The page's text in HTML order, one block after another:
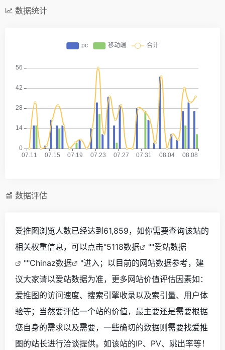
数据统计
数据评估
爱推图浏览人数已经达到61,859，如你需要查询该站的
相关权重信息，可以点击"5118数据 ""爱站数据
""Chinaz数据
"进入；以目前的网站数据参考，建
议大家请以爱站数据为准，更多网站价值评估因素如：
爱推图的访问速度、搜索引擎收录以及索引量、用户体
验等；当然要评估一个站的价值，最主要还是需要根据
您自身的需求以及需要，一些确切的数据则需要找爱推
图的站长进行洽谈提供。如该站的IP、PV、跳出率等！